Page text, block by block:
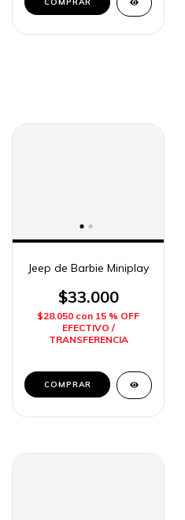
Jeep de Barbie Miniplay
$33.000
$28.050 con 15 % OFF
EFECTIVO /
TRANSFERENCIA